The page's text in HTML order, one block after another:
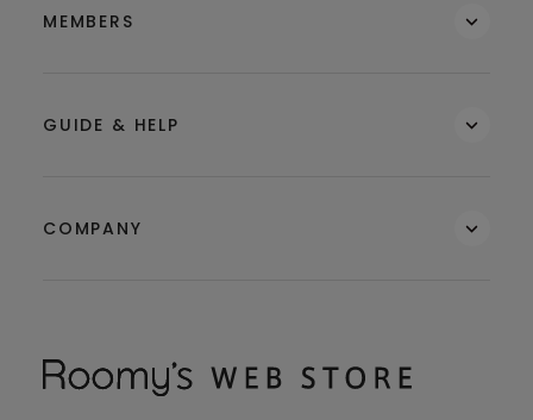
MEMBERS
GUIDE & HELP
COMPANY